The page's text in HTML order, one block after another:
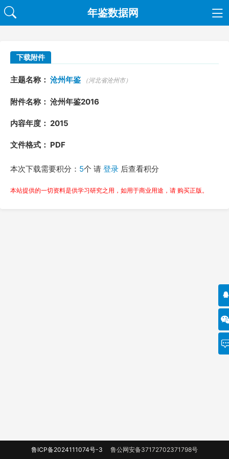
年鉴数据网
下载附件
主题名称： 沧州年鉴 （河北省沧州市）
附件名称： 沧州年鉴2016
内容年度： 2015
文件格式： PDF
本次下载需要积分： 5个 请 登录 后查看积分
本站提供的一切资料是供学习研究之用，如用于商业用途，请 购买正版。
鲁ICP备2024111074号-3 鲁公网安备37172702371798号